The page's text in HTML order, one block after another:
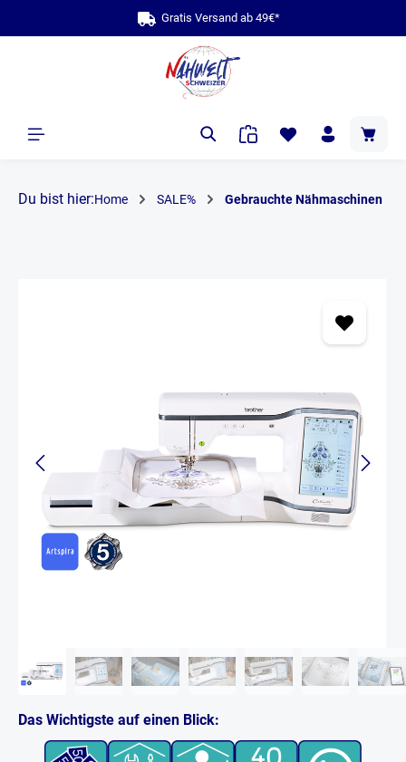
Du bist hier:Home SALE% Gebrauchte Nähmaschinen
Das Wichtigste auf einen Blick: